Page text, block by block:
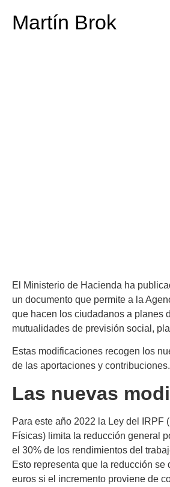
Martín Brok
El Ministerio de Hacienda ha
un documento que permite a la
que hacen los ciudadanos a planes
mutualidades de previsión social,
Estas modificaciones recogen los
de las aportaciones y contribuciones.
Las nuevas
Para este año 2022 la Ley del IRPF
Físicas) limita la reducción general
el 30% de los rendimientos del
Esto representa que la reducción
euros si el incremento proviene de